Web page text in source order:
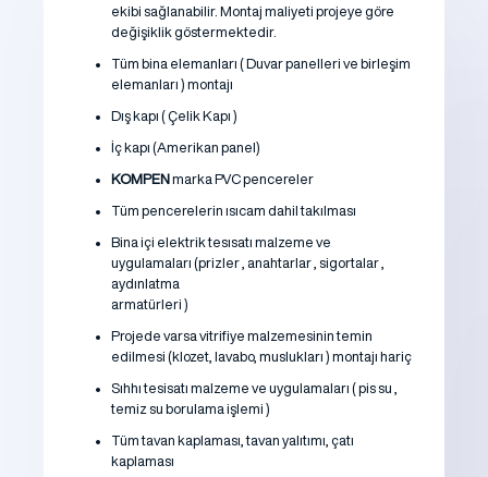
ekibi sağlanabilir. Montaj maliyeti projeye göre
değişiklik göstermektedir.
Tüm bina elemanları ( Duvar panelleri ve birleşim
elemanları ) montajı
Dış kapı ( Çelik Kapı )
İç kapı (Amerikan panel)
KOMPENmarka PVC pencereler
Tüm pencerelerin ısıcam dahil takılması
Bina içi elektrik tesısatı malzeme ve
uygulamaları (prizler , anahtarlar , sigortalar ,
aydınlatma
armatürleri )
Projede varsa vitrifiye malzemesinin temin
edilmesi (klozet, lavabo, muslukları ) montajı hariç
Sıhhı tesisatı malzeme ve uygulamaları ( pis su ,
temiz su borulama işlemi )
Tüm tavan kaplaması, tavan yalıtımı, çatı
kaplaması